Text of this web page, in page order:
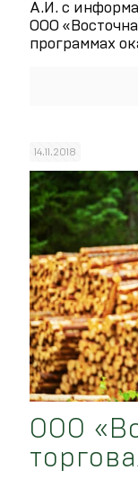
А.И. с
ООО
программах
14.11.2018
ООО